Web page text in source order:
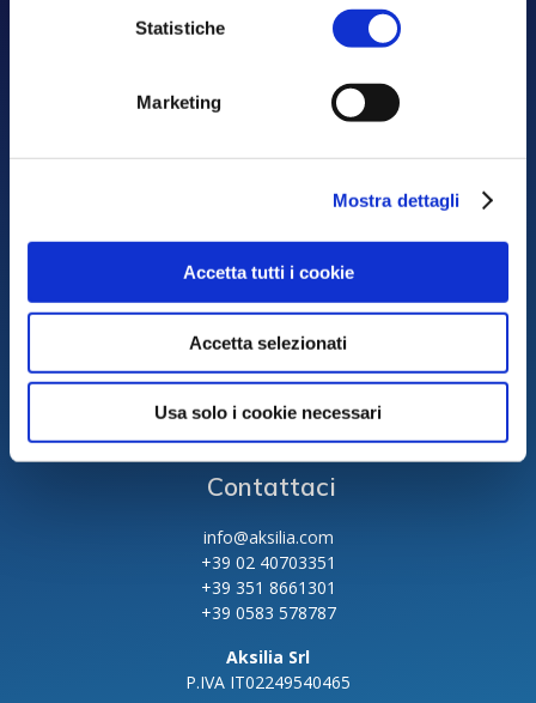
Statistiche
Marketing
Mostra dettagli
Accetta tutti i cookie
Accetta selezionati
Usa solo i cookie necessari
Area Legale
Cookie Policy
Contattaci
info@aksilia.com
+39 02 40703351
+39 351 8661301
+39 0583 578787
Aksilia Srl
P.IVA IT02249540465